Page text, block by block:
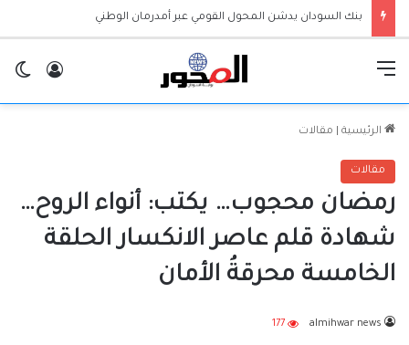
الرئيسية مقالات
مقالات
رمضان محجوب… يكتب: ​أنواء الروح…
شهادة قلم عاصر الانكسار ​الحلقة
الخامسة ​محرقةُ الأمان
almihwar news
177